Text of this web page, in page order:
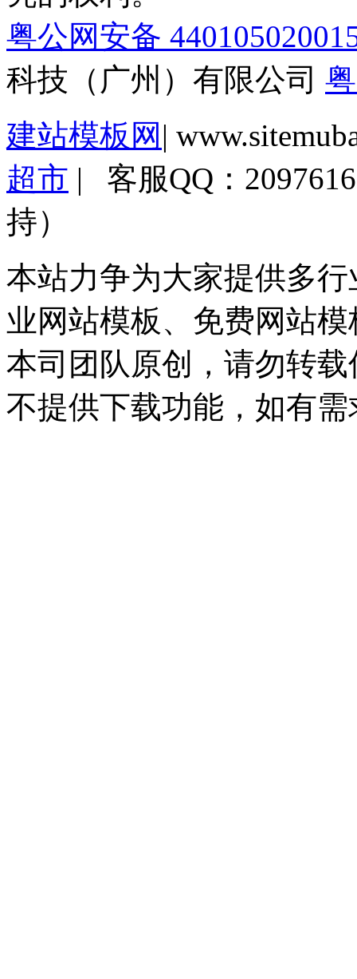
粤公网安备
科技（广州）有限公司
建站模板网 |
超市 | 客服QQ：
持）
本站力争为大家提供多
业网站模板、免费网站
本司团队原创，请勿转
不提供下载功能，如有